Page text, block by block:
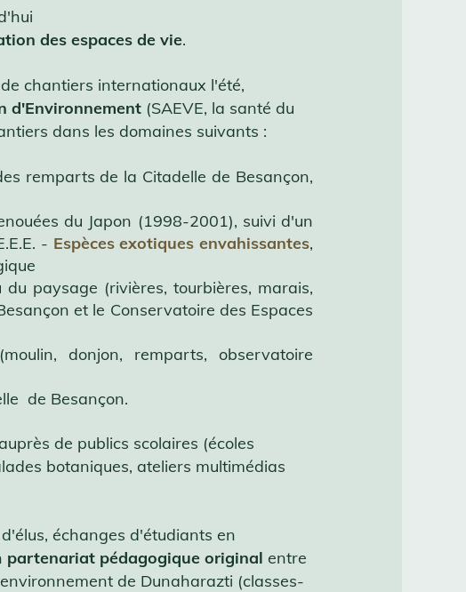
des espaces de vie.
chantiers internationaux l'été,
d'Environnement (SAEVE, la santé du
dans les domaines suivants :
remparts de la Citadelle de Besançon,
du Japon (1998-2001), suivi d'un
- Espèces exotiques envahissantes,
paysage (rivières, tourbières, marais,
et le Conservatoire des Espaces
donjon, remparts, observatoire
de Besançon.
auprès de publics scolaires (écoles
botaniques, ateliers multimédias
échanges d'étudiants en
partenariat pédagogique original entre
de Dunaharazti (classes-